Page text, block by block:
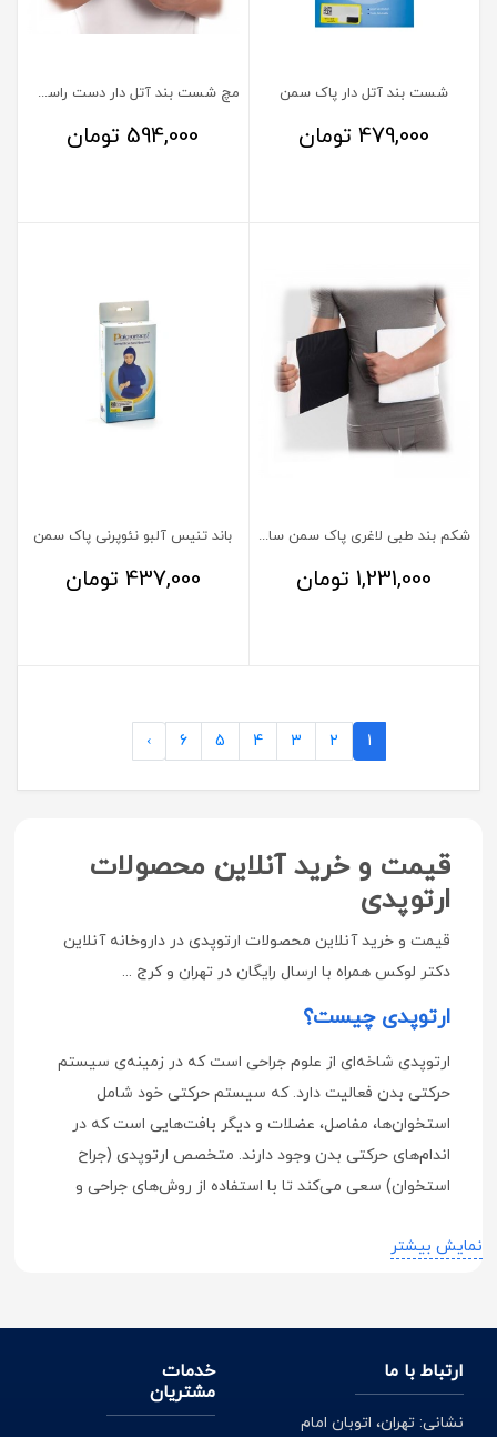
شست بند آتل دار پاک سمن
479,000تومان
مچ شست بند آتل دار دست راست پاک سمن
594,000 تومان
شکم بند طبی لاغری پاک سمن سایز XXL
1,231,000 تومان
باند تنیس آلبو نئوپرنی پاک سمن
437,000 تومان
1
2
3
4
5
6
›
قیمت و خرید آنلاین محصولات
ارتوپدی
قیمت و خرید آنلاین محصولات ارتوپدی در داروخانه آنلاین
دکتر لوکس همراه با ارسال رایگان در تهران و کرج ...
ارتوپدی چیست؟
ارتوپدی شاخه‌ای از علوم جراحی است که در زمینه‌ی سیستم
حرکتی بدن فعالیت دارد. که سیستم حرکتی خود شامل
استخوان‌ها، مفاصل، عضلات و دیگر بافت‌هایی است که در
اندام‌های حرکتی بدن وجود دارند. متخصص ارتوپدی (جراح
استخوان) سعی می‌کند تا با استفاده از روش‌های جراحی و
دردها و محدودیت‌ها و تغییر شکل در مناطق: دست‌ها و پاها و
در علم ارتوپدی تجهیزاتی وجود دارد که افراد مبتلا به اختلالات
عصبی و آسیب دیدگی با کمک این تجهیزات بتوانند زندگی
مستقل و راحتی داشته باشند. نیاز شما به این وسایل در طول
زمان درمان تغییر خواهد کرد.
نمایش بیشتر
ارتباط با ما
نشانی: تهران، اتوبان امام
خدمات
مشتریان